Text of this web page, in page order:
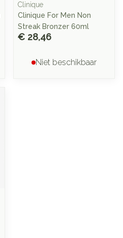
Clinique
Clinique For Men Non
Streak Bronzer 60ml
€ 28,46
Niet beschikbaar